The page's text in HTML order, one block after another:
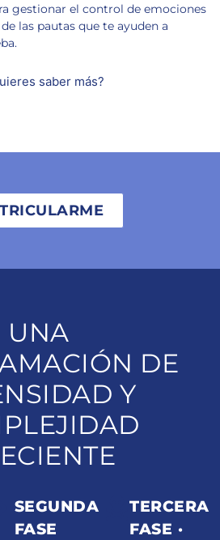
gestionar el control de emociones
las pautas que te ayuden a
saber más?
UNA
DE
Y
SEGUNDA
FASE
TERCERA
FASE ·